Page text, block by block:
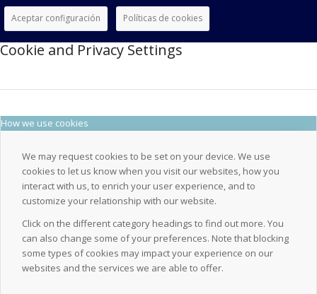
Aceptar configuración Políticas de cookies
Cookie and Privacy Settings
How we use cookies
We may request cookies to be set on your device. We use
cookies to let us know when you visit our websites, how you
interact with us, to enrich your user experience, and to
customize your relationship with our website.
Click on the different category headings to find out more. You
can also change some of your preferences. Note that blocking
some types of cookies may impact your experience on our
websites and the services we are able to offer.